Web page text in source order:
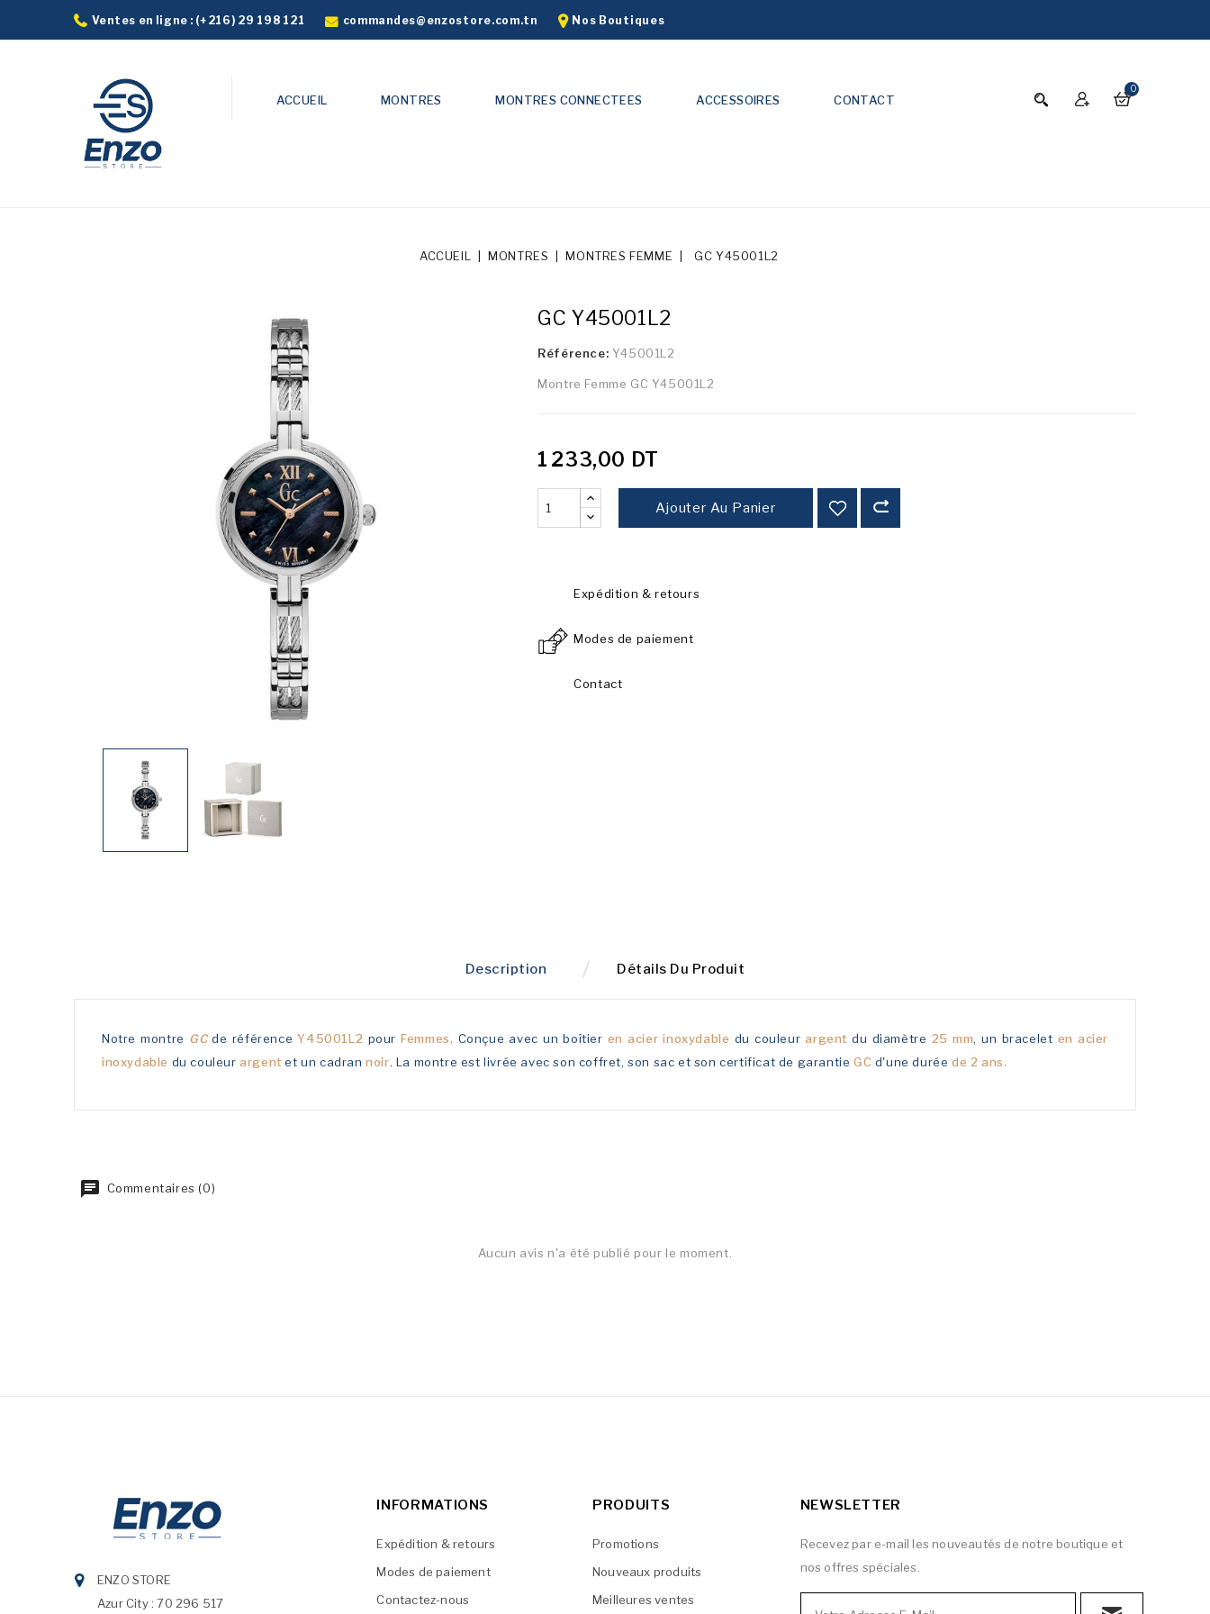
Ventes en ligne : (+216) 29 198 121 commandes@enzostore.com.tn Nos Boutiques
0
ACCUEIL MONTRES MONTRES CONNECTEES ACCESSOIRES CONTACT
ACCUEIL MONTRES MONTRES FEMME GC Y45001L2
GC Y45001L2
Référence: Y45001L2
Montre Femme GC Y45001L2
1 233,00 DT
Ajouter Au Panier
Expédition & retours
Modes de paiement
Contact
Description Détails Du Produit
Notre montre GCde référenceY45001L2 pourFemmes, Conçue avec un boîtier en acier inoxydable du couleurargentdu diamètre 25 mm, un bracelet en acier
inoxydable du couleurargentet un cadran noir. La montre est livrée avec son coffret, son sac et son certificat de garantieGC d'une duréede 2 ans.
Commentaires (0)
Aucun avis n'a été publié pour le moment.
ENZO STORE
Azur City : 70 296 517
INFORMATIONS
Expédition & retours
Modes de paiement
Contactez-nous
PRODUITS
Promotions
Nouveaux produits
Meilleures ventes
NEWSLETTER
Recevez par e-mail les nouveautés de notre boutique et
nos offres spéciales.